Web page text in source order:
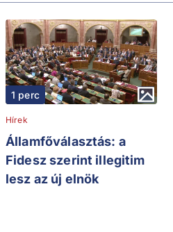
1 perc
Hírek
Államfőválasztás: a
Fidesz szerint illegitim
lesz az új elnök